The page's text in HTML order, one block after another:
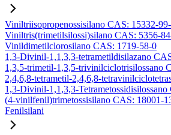
Viniltriisopropenossisilano CAS: 15332-
Viniltris(trimetilsilossi)silano CAS: 5356-
Vinildimetilclorosilano CAS: 1719-58-0
1,3-Divinil-1,1,3,3-tetrametildisilazano
1,3,5-trimetil-1,3,5-trivinilciclotrisilossano
2,4,6,8-tetrametil-2,4,6,8-
1,3-Divinil-1,1,3,3-Tetrametossidisilossano
(4-vinilfenil)trimetossisilano CAS: 18001-
Fenilsilani